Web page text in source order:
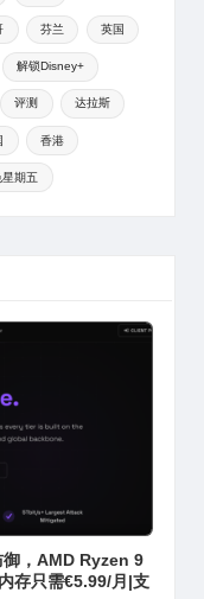
芬兰 英国
解锁Disney+
评测 达拉斯
香港
星期五
，AMD Ryzen 9
存只需€5.99/月|支